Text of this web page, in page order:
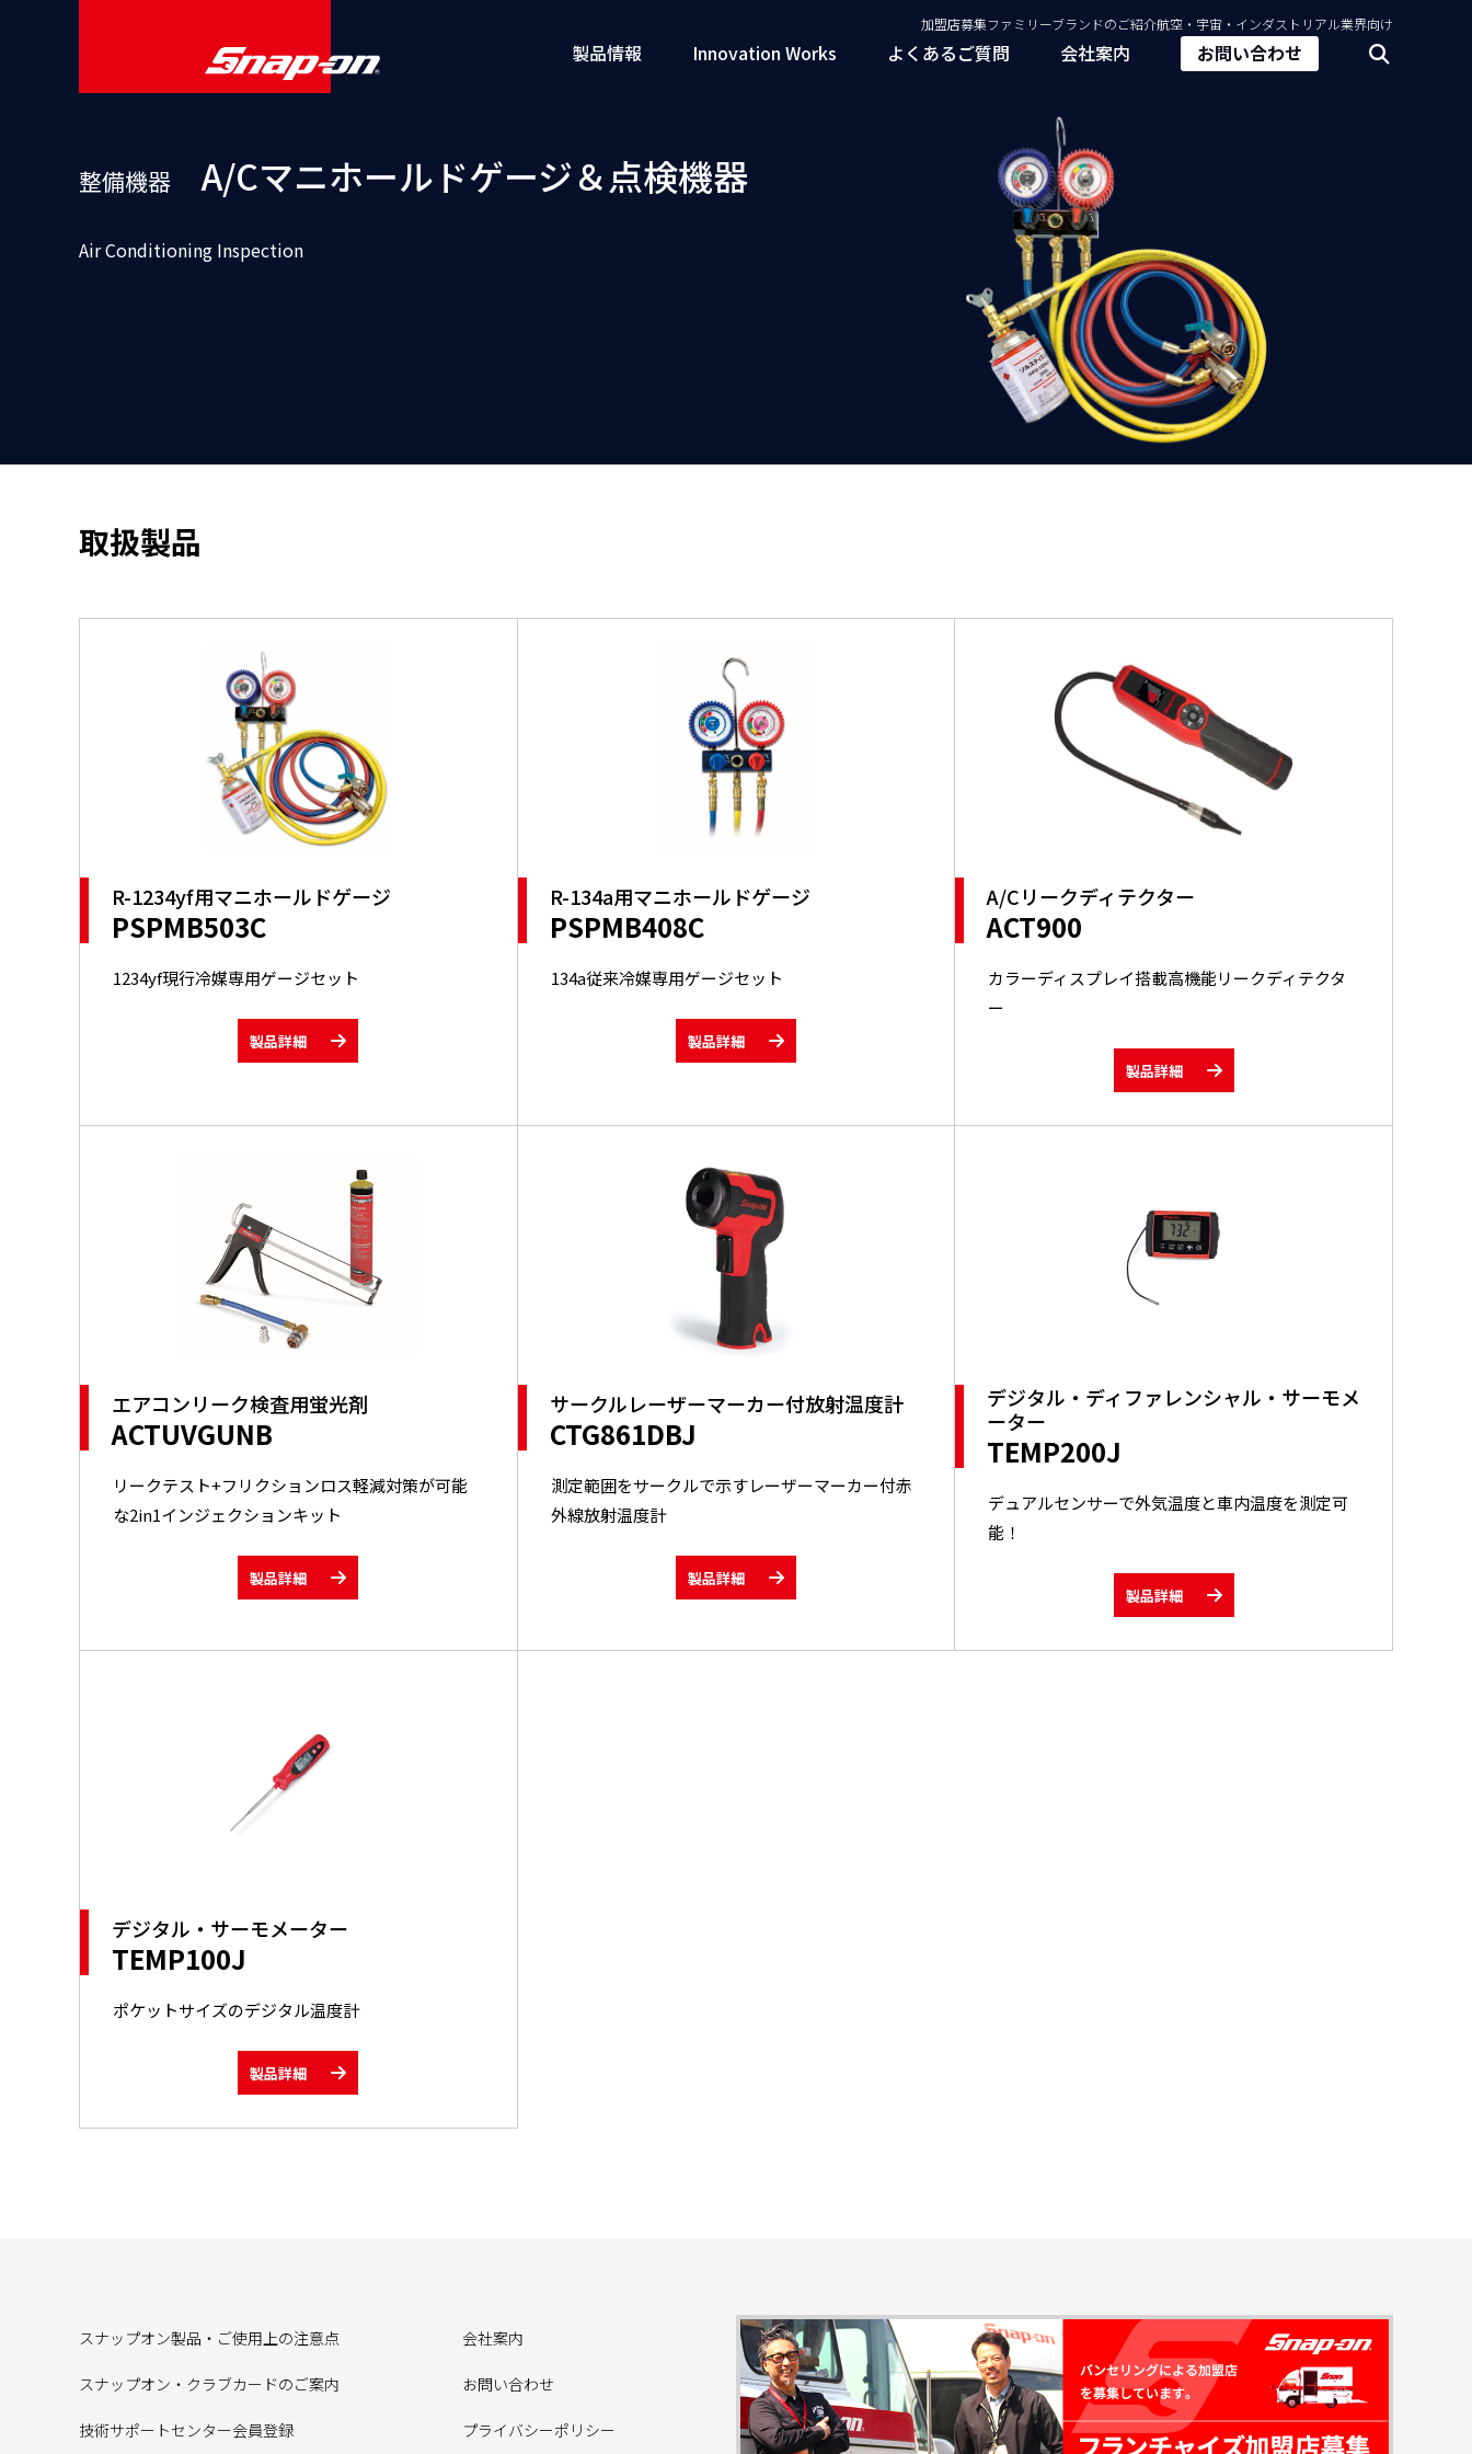
加盟店募集ファミリーブランドのご紹介航空・宇宙・インダストリアル業界向け
製品情報 Innovation Works よくあるご質問 会社案内 お問い合わせ
整備機器 A/Cマニホールドゲージ＆点検機器
Air Conditioning Inspection
取扱製品
R-1234yf用マニホールドゲージ
PSPMB503C
1234yf現行冷媒専用ゲージセット
製品詳細
R-134a用マニホールドゲージ
PSPMB408C
134a従来冷媒専用ゲージセット
製品詳細
A/Cリークディテクター
ACT900
カラーディスプレイ搭載高機能リークディテクタ
ー
製品詳細
エアコンリーク検査用蛍光剤
ACTUVGUNB
リークテスト+フリクションロス軽減対策が可能
な2in1インジェクションキット
製品詳細
サークルレーザーマーカー付放射温度計
CTG861DBJ
測定範囲をサークルで示すレーザーマーカー付赤
外線放射温度計
製品詳細
デジタル・ディファレンシャル・サーモメ
ーター
TEMP200J
デュアルセンサーで外気温度と車内温度を測定可
能！
製品詳細
デジタル・サーモメーター
TEMP100J
ポケットサイズのデジタル温度計
製品詳細
スナップオン製品・ご使用上の注意点
スナップオン・クラブカードのご案内
技術サポートセンター会員登録
会社案内
お問い合わせ
プライバシーポリシー